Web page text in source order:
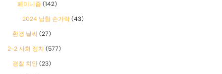
폐미니즘 (142)
2024 남혐 손가락 (43)
환경 날씨 (27)
2-2 사회 정치 (577)
경찰 치안 (23)